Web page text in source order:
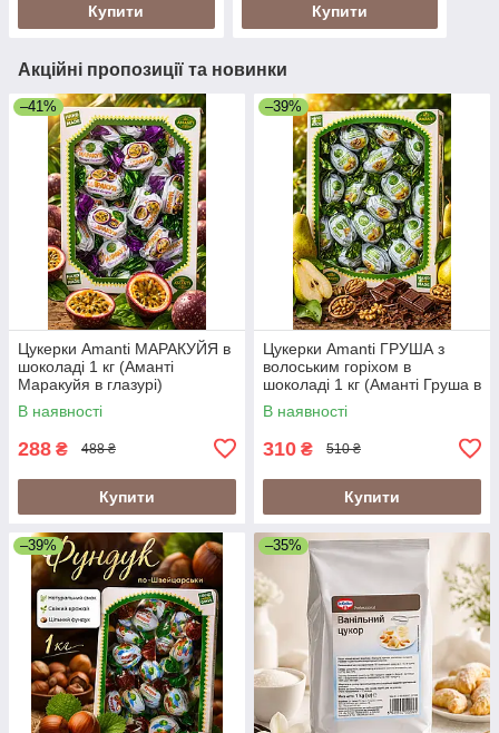
Купити Купити
Акційні пропозиції та новинки
–41%
Цукерки Amanti МАРАКУЙЯ в
шоколаді 1 кг (Аманті
Маракуйя в глазурі)
В наявності
288 ₴ 488 ₴
Купити
–39%
Цукерки Amanti ГРУША з
волоським горіхом в
шоколаді 1 кг (Аманті Груша в
глазурі)
В наявності
310 ₴ 510 ₴
Купити
–39% –35%